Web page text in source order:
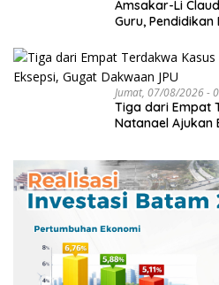
Amsakar-Li
Guru,
Jumat, 07/08/2026 -
Tiga dari Empat
Natanael Ajukan